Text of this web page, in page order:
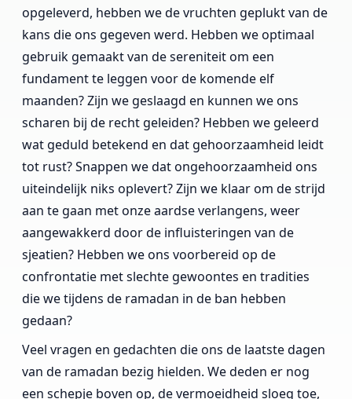
opgeleverd, hebben we de vruchten geplukt van de
kans die ons gegeven werd. Hebben we optimaal
gebruik gemaakt van de sereniteit om een
fundament te leggen voor de komende elf
maanden? Zijn we geslaagd en kunnen we ons
scharen bij de recht geleiden? Hebben we geleerd
wat geduld betekend en dat gehoorzaamheid leidt
tot rust? Snappen we dat ongehoorzaamheid ons
uiteindelijk niks oplevert? Zijn we klaar om de strijd
aan te gaan met onze aardse verlangens, weer
aangewakkerd door de influisteringen van de
sjeatien? Hebben we ons voorbereid op de
confrontatie met slechte gewoontes en tradities
die we tijdens de ramadan in de ban hebben
gedaan?
Veel vragen en gedachten die ons de laatste dagen
van de ramadan bezig hielden. We deden er nog
een schepje boven op, de vermoeidheid sloeg toe,